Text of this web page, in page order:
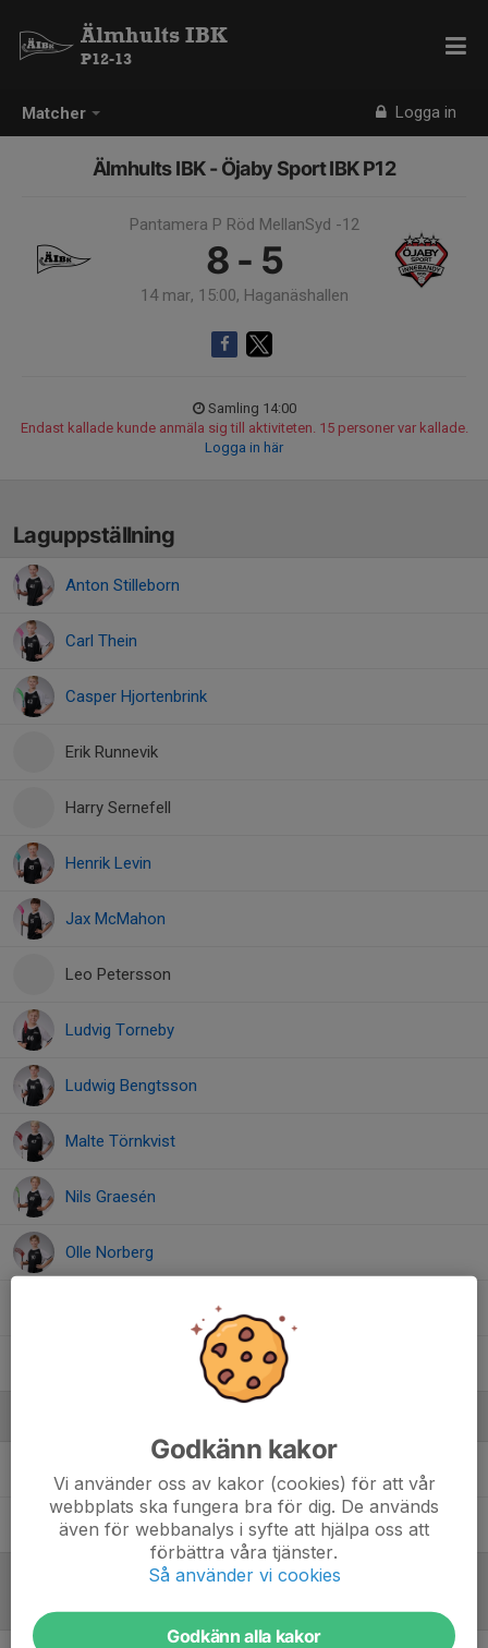
Matcher Logga in
Älmhults IBK
P12-13
Älmhults IBK - Öjaby Sport IBK P12
Pantamera P Röd MellanSyd -12
8 - 5
14 mar, 15:00, Haganäshallen
Samling 14:00
Endast kallade kunde anmäla sig till aktiviteten. 15 personer var kallade.
Logga in här
Laguppställning
Anton Stilleborn
Carl Thein
Casper Hjortenbrink
Erik Runnevik
Harry Sernefell
Henrik Levin
Jax McMahon
Leo Petersson
Ludvig Torneby
Ludwig Bengtsson
Malte Törnkvist
Nils Graesén
Olle Norberg
Andreas TheinTränare
Referat
Godkänn kakor
Vi använder oss av kakor (cookies) för att vår
webbplats ska fungera bra för dig. De används
även för webbanalys i syfte att hjälpa oss att
förbättra våra tjänster.
Så använder vi cookies
Godkänn alla kakor